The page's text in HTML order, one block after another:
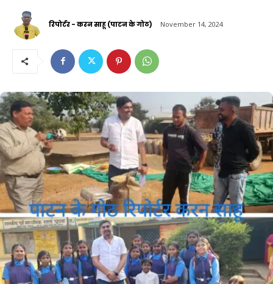
रिपोर्टर - करन साहू (पाटन के गोठ) November 14, 2024